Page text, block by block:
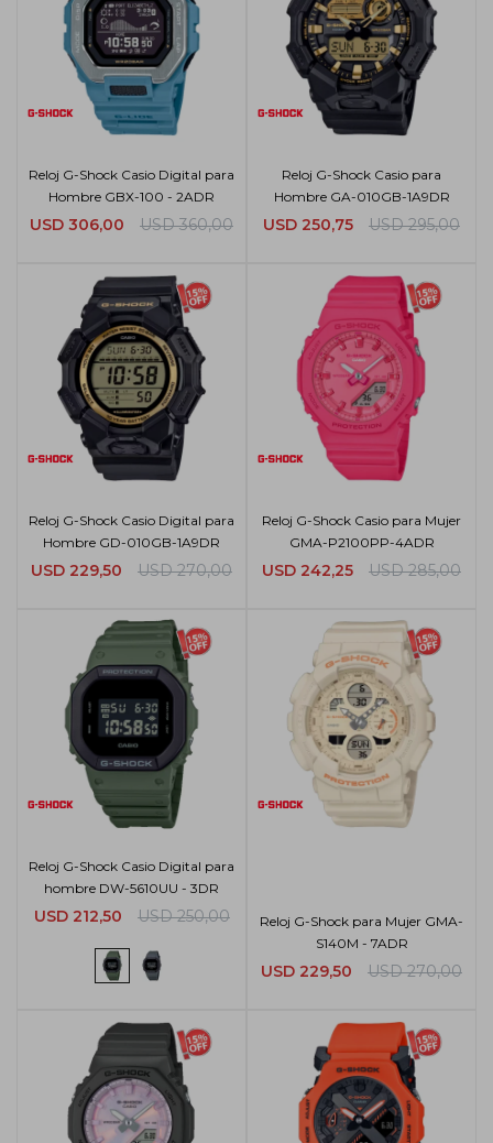
Reloj G-Shock Casio Digital para
Hombre GBX-100 - 2ADR
USD 306,00 USD 360,00
Reloj G-Shock Casio para
Hombre GA-010GB-1A9DR
USD 250,75 USD 295,00
Reloj G-Shock Casio Digital para
Hombre GD-010GB-1A9DR
USD 229,50 USD 270,00
Reloj G-Shock Casio para Mujer
GMA-P2100PP-4ADR
USD 242,25 USD 285,00
Reloj G-Shock Casio Digital para
hombre DW-5610UU - 3DR
USD 212,50 USD 250,00
Reloj G-Shock para Mujer GMA-
S140M - 7ADR
USD 229,50 USD 270,00